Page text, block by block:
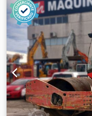
para tareas de
mantenimiento de
controles sencillos y
en estado operativo,
primer día. Perfecto
maquinaria de
Cedpfx Aezb I
tambor: 1.200 mm
Capacidad de